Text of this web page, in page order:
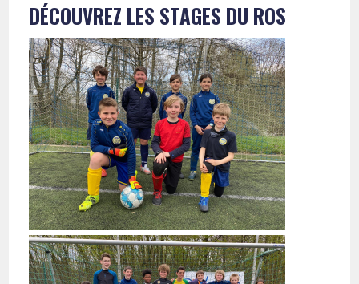
DÉCOUVREZ LES STAGES DU ROS